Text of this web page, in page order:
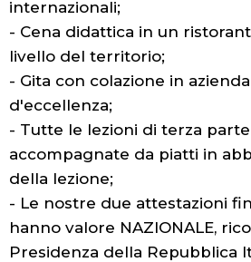
internazionali;
- Cena didattica in un
livello del territorio;
- Gita con colazione in
d'eccellenza;
- Tutte le lezioni di terza
accompagnate da piatti in
della lezione;
- Le nostre due attestazioni
hanno valore NAZIONALE,
Presidenza della Repubblica